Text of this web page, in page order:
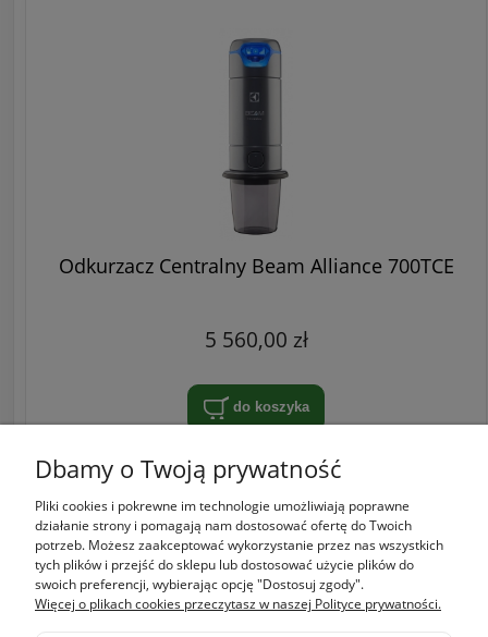
Odkurzacz Centralny Beam Alliance 700TCE
5 560,00 zł
do koszyka
Zakupy
Pomoc
Dbamy o Twoją prywatność
Pliki cookies i pokrewne im technologie umożliwiają poprawne
działanie strony i pomagają nam dostosować ofertę do Twoich
potrzeb. Możesz zaakceptować wykorzystanie przez nas wszystkich
tych plików i przejść do sklepu lub dostosować użycie plików do
swoich preferencji, wybierając opcję "Dostosuj zgody".
Więcej o plikach cookies przeczytasz w naszej Polityce prywatności.